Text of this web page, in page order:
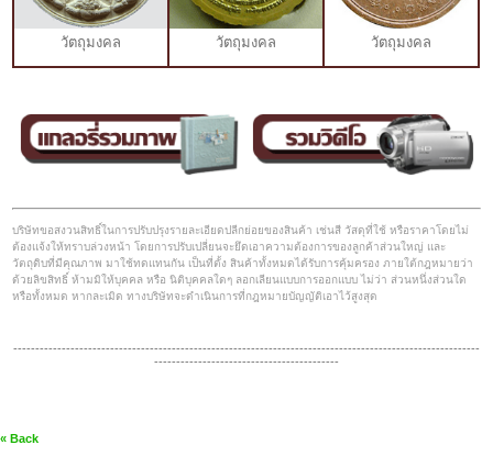
วัตถุมงคล วัตถุมงคล วัตถุมงคล
บริษัทขอสงวนสิทธิ์ในการปรับปรุงรายละเอียดปลีกย่อยของสินค้า เช่นสี วัสดุที่ใช้ หรือราคาโดยไม่
ต้องแจ้งให้ทราบล่วงหน้า โดยการปรับเปลี่ยนจะยึดเอาความต้องการของลูกค้าส่วนใหญ่ และ
วัตถุดิบที่มีคุณภาพ มาใช้ทดแทนกัน เป็นที่ตั้ง สินค้าทั้งหมดได้รับการคุ้มครอง ภายใต้กฎหมายว่า
ด้วยลิขสิทธิ์ ห้ามมิให้บุคคล หรือ นิติบุคคลใดๆ ลอกเลียนแบบการออกแบบ ไม่ว่า ส่วนหนึ่งส่วนใด
หรือทั้งหมด หากละเมิด ทางบริษัทจะดำเนินการที่กฎหมายบัญญัติเอาไว้สูงสุด
----------------------------------------------------------------------------------------------------------
------------------------------------------
« Back